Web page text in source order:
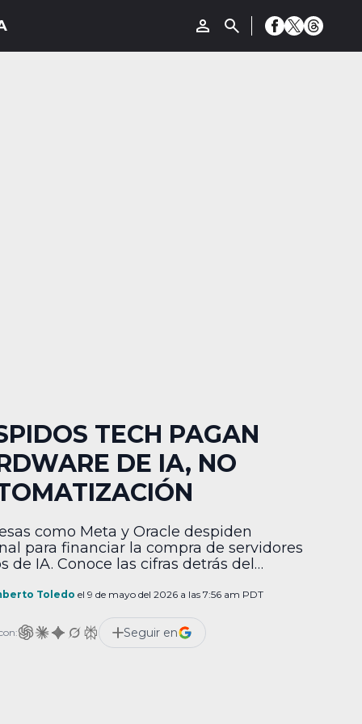
TECH PAGAN
DE IA, NO
como Meta y Oracle despiden
para financiar la compra de servidores
de IA. Conoce las cifras detrás del
Toledo el 9 de mayo del 2026 a las 7:56 am PDT
Seguir en